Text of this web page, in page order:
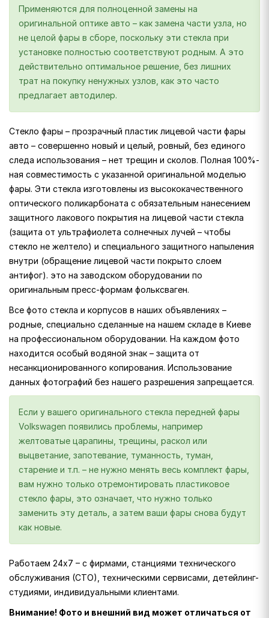
Применяются для полноценной замены на
оригинальной оптике авто – как замена части узла, но
не целой фары в сборе, поскольку эти стекла при
установке полностью соответствуют родным. А это
действительно оптимальное решение, без лишних
трат на покупку ненужных узлов, как это часто
предлагает автодилер.
Стекло фары – прозрачный пластик лицевой части фары
авто – совершенно новый и целый, ровный, без единого
следа использования – нет трещин и сколов. Полная 100%-
ная совместимость с указанной оригинальной моделью
фары. Эти стекла изготовлены из высококачественного
оптического поликарбоната с обязательным нанесением
защитного лакового покрытия на лицевой части стекла
(защита от ультрафиолета солнечных лучей – чтобы
стекло не желтело) и специального защитного напыления
внутри (обращение лицевой части покрыто слоем
антифог). это на заводском оборудовании по
оригинальным пресс-формам фольксваген.
Все фото стекла и корпусов в наших объявлениях –
родные, специально сделанные на нашем складе в Киеве
на профессиональном оборудовании. На каждом фото
находится особый водяной знак – защита от
несанкционированного копирования. Использование
данных фотографий без нашего разрешения запрещается.
Если у вашего оригинального стекла передней фары
Volkswagen появились проблемы, например
желтоватые царапины, трещины, раскол или
выцветание, запотевание, туманность, туман,
старение и т.п. – не нужно менять весь комплект фары,
вам нужно только отремонтировать пластиковое
стекло фары, это означает, что нужно только
заменить эту деталь, а затем ваши фары снова будут
как новые.
Работаем 24х7 – с фирмами, станциями технического
обслуживания (СТО), техническими сервисами, детейлинг-
студиями, индивидуальными клиентами.
Внимание! Фото и внешний вид может отличаться от